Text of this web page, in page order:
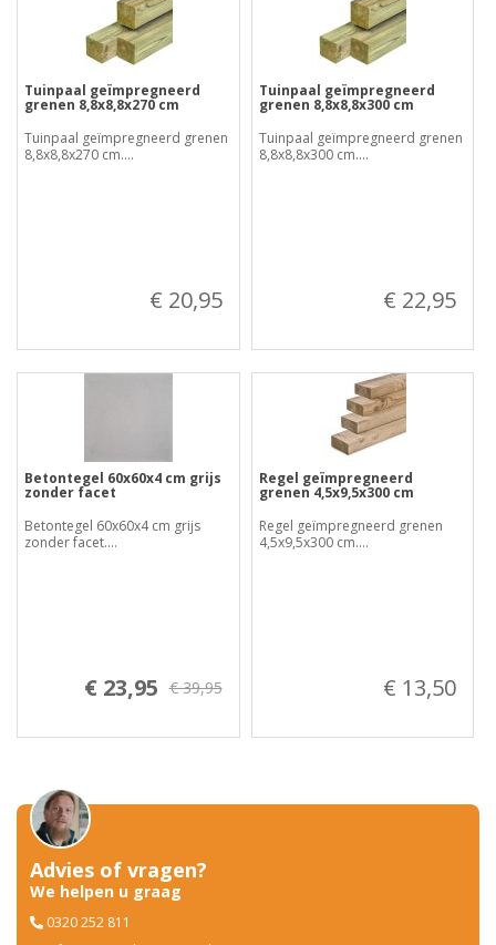
Tuinpaal geïmpregneerd
grenen 8,8x8,8x270 cm
Tuinpaal geïmpregneerd grenen
8,8x8,8x270 cm....
€ 20,95
Tuinpaal geïmpregneerd
grenen 8,8x8,8x300 cm
Tuinpaal geïmpregneerd grenen
8,8x8,8x300 cm....
€ 22,95
Betontegel 60x60x4 cm grijs
zonder facet
Betontegel 60x60x4 cm grijs
zonder facet....
€ 23,95 € 39,95
Regel geïmpregneerd
grenen 4,5x9,5x300 cm
Regel geïmpregneerd grenen
4,5x9,5x300 cm....
€ 13,50
Advies of vragen?
We helpen u graag
0320 252 811